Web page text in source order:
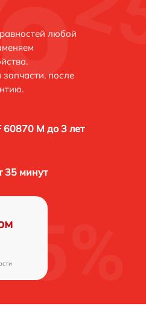
любой
после
M до 3 лет
35 минут